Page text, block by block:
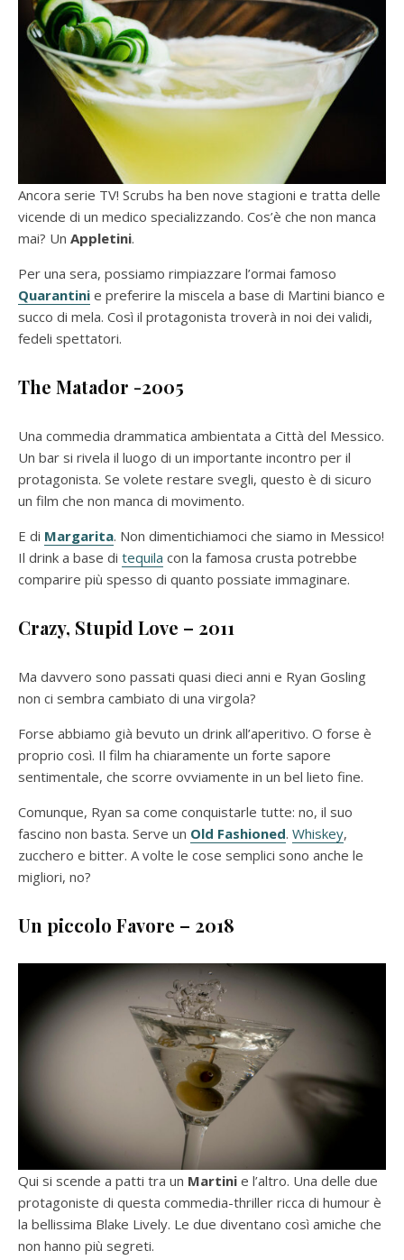
Ancora serie TV! Scrubs ha ben nove stagioni e tratta delle
vicende di un medico specializzando. Cos’è che non manca
mai? Un Appletini.
Per una sera, possiamo rimpiazzare l’ormai famoso
Quarantini e preferire la miscela a base di Martini bianco e
succo di mela. Così il protagonista troverà in noi dei validi,
fedeli spettatori.
The Matador -2005
Una commedia drammatica ambientata a Città del Messico.
Un bar si rivela il luogo di un importante incontro per il
protagonista. Se volete restare svegli, questo è di sicuro
un film che non manca di movimento.
E di Margarita. Non dimentichiamoci che siamo in Messico!
Il drink a base di tequila con la famosa crusta potrebbe
comparire più spesso di quanto possiate immaginare.
Crazy, Stupid Love – 2011
Ma davvero sono passati quasi dieci anni e Ryan Gosling
non ci sembra cambiato di una virgola?
Forse abbiamo già bevuto un drink all’aperitivo. O forse è
proprio così. Il film ha chiaramente un forte sapore
sentimentale, che scorre ovviamente in un bel lieto fine.
Comunque, Ryan sa come conquistarle tutte: no, il suo
fascino non basta. Serve un Old Fashioned. Whiskey,
zucchero e bitter. A volte le cose semplici sono anche le
migliori, no?
Un piccolo Favore – 2018
Qui si scende a patti tra un Martini e l’altro. Una delle due
protagoniste di questa commedia-thriller ricca di humour è
la bellissima Blake Lively. Le due diventano così amiche che
non hanno più segreti.